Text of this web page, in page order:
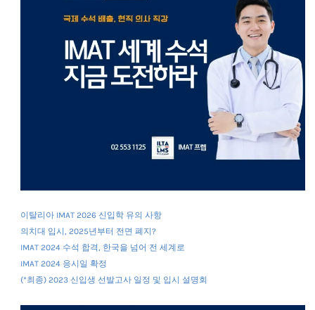
이탈리아 IMAT 2026 신입학 유의 사항
의치대 입시, 2025년부터 전면 폐지?
IMAT 2024 수석 합격, 한국을 넘어 전 세계로
IMAT 2024 응시일 확정
(*최종) 2023 신입생 선발고사 일정 및 입시 설명회